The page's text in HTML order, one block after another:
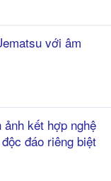
với âm
ảnh kết hợp nghệ
đáo riêng biệt